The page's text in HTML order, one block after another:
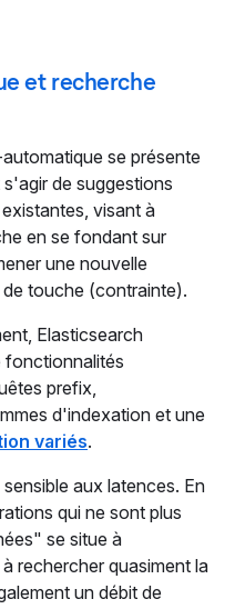
et recherche
se présente
de suggestions
visant à
en se fondant sur
une nouvelle
touche (contrainte).
Elasticsearch
fonctionnalités
prefix,
d'indexation et une
variés.
aux latences. En
qui ne sont plus
se situe à
rechercher quasiment la
un débit de